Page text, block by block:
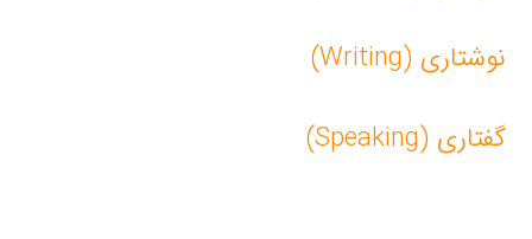
نوشتاری (Writing)
گفتاری (Speaking)